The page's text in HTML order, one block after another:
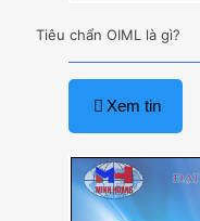
Tiêu chẩn OIML là gì?
Xem tin